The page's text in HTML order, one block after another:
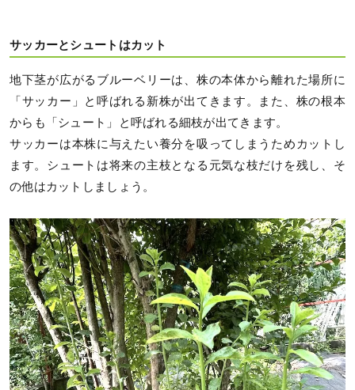
サッカーとシュートはカット
地下茎が広がるブルーベリーは、株の本体から離れた場所に
「サッカー」と呼ばれる新株が出てきます。また、株の根本
からも「シュート」と呼ばれる細枝が出てきます。
サッカーは本株に与えたい養分を吸ってしまうためカットし
ます。シュートは将来の主枝となる元気な枝だけを残し、そ
の他はカットしましょう。